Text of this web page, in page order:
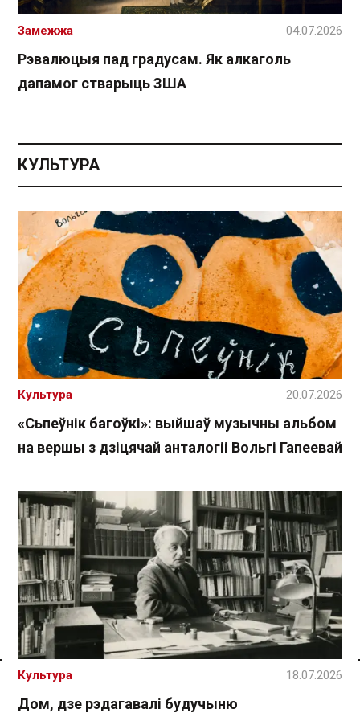
Спасылка без VPN
Рэвалюцыя пад градусам. Як алкаголь
дапамог стварыць ЗША
Замежжа 04.07.2026
КУЛЬТУРА
«Сьпеўнік багоўкі»: выйшаў музычны альбом
на вершы з дзіцячай анталогіі Вольгі Гапеевай
Культура 20.07.2026
Дом, дзе рэдагавалі будучыню
Культура 18.07.2026